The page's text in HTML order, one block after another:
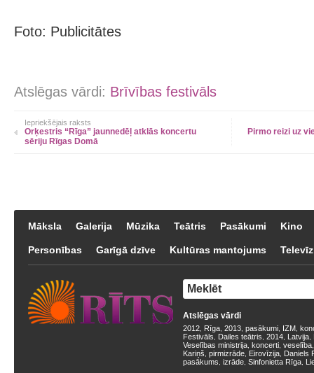
Foto: Publicitātes
Atslēgas vārdi: Brīvības festivāls
Iepriekšējais raksts
Orķestris “Rīga” jaunnedēļ atklās koncertu
sēriju Rīgas Domā
Pirmo reizi uz
Māksla Galerija Mūzika Teātris Pasākumi Kino
Personības Garīgā dzīve Kultūras mantojums
Atslēgas vārdi
2012 Rīga 2013 pasākumi IZM
Festivāls
Dailes teātris 2014 Latvija
Veselības ministrija koncerti veselība
Kariņš pirmizrāde Eirovīzija Daniels
pasākums izrāde Sinfonietta Rīga